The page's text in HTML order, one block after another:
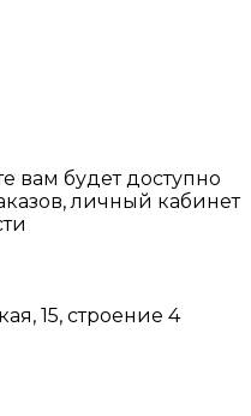
вам будет доступно
личный кабинет
15, строение 4